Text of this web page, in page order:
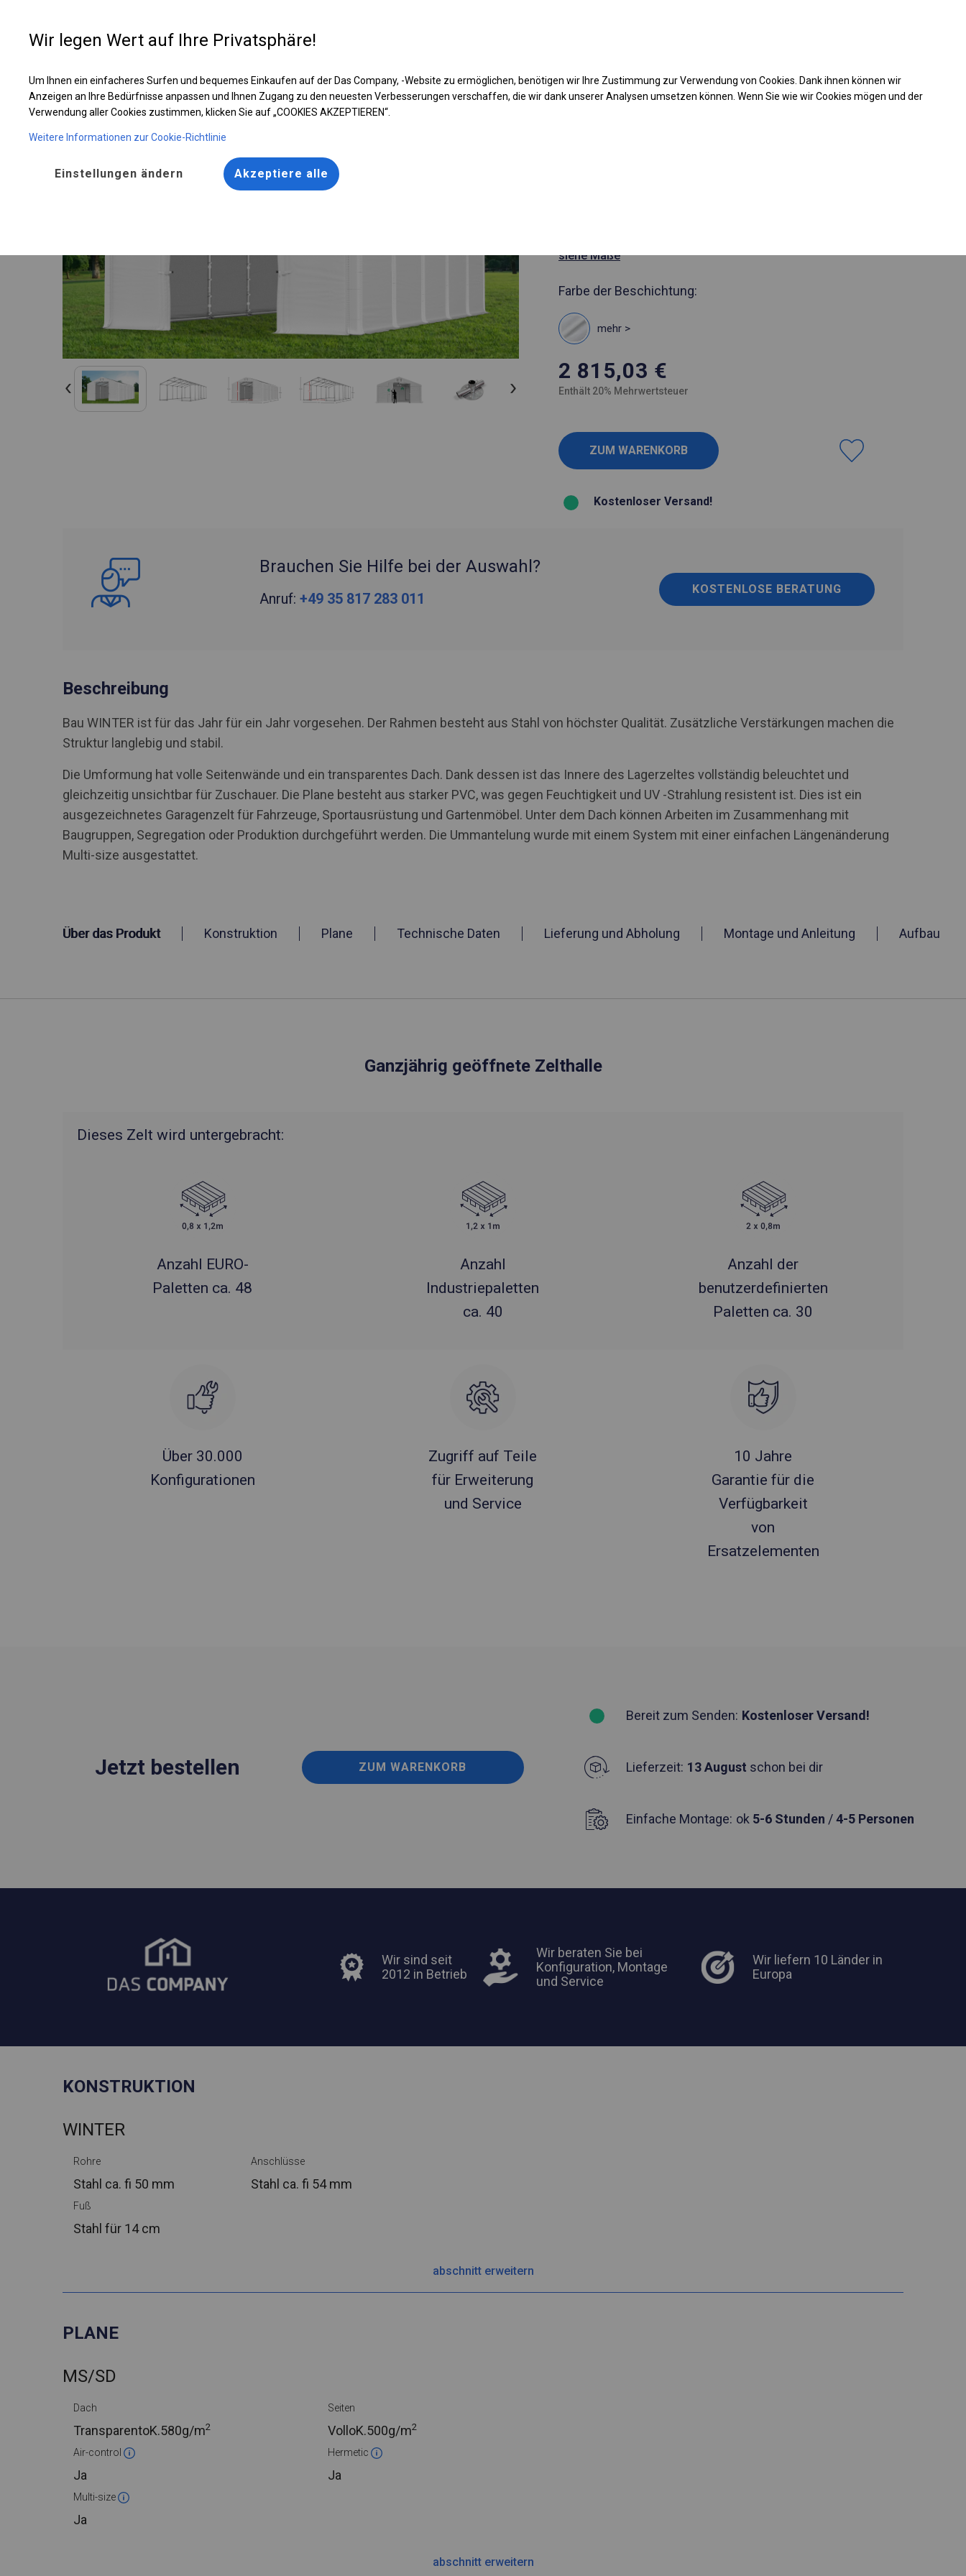
Entwerfen Sie Ihr Zelt
Ganzjährig geöffnete Zelthalle | 5x10 m Laden Sie das PDF -Angebot herunter
siehe Maße
Farbe der Beschichtung:
mehr >
2 815,03 €
Enthält 20% Mehrwertsteuer
Kostenloser Versand!
Brauchen Sie Hilfe bei der Auswahl?
Anruf: +49 35 817 283 011
KOSTENLOSE BERATUNG
Beschreibung
Bau WINTER ist für das Jahr für ein Jahr vorgesehen. Der Rahmen besteht aus Stahl von höchster Qualität. Zusätzliche Verstärkungen machen die
Struktur langlebig und stabil.
Die Umformung hat volle Seitenwände und ein transparentes Dach. Dank dessen ist das Innere des Lagerzeltes vollständig beleuchtet und
gleichzeitig unsichtbar für Zuschauer. Die Plane besteht aus starker PVC, was gegen Feuchtigkeit und UV -Strahlung resistent ist. Dies ist ein
ausgezeichnetes Garagenzelt für Fahrzeuge, Sportausrüstung und Gartenmöbel. Unter dem Dach können Arbeiten im Zusammenhang mit
Baugruppen, Segregation oder Produktion durchgeführt werden. Die Ummantelung wurde mit einem System mit einer einfachen Längenänderung
Multi-size ausgestattet.
Über das Produkt Konstruktion Plane Technische Daten Lieferung und Abholung Montage und Anleitung Aufbau
Ganzjährig geöffnete Zelthalle
Dieses Zelt wird untergebracht:
Anzahl EURO-
Paletten ca. 48
Anzahl
Industriepaletten
ca. 40
Anzahl der
benutzerdefinierten
Paletten ca. 30
Über 30.000
Konfigurationen
Zugriff auf Teile
für Erweiterung
und Service
10 Jahre
Garantie für die
Verfügbarkeit
von
Ersatzelementen
Jetzt bestellen ZUM WARENKORB
Bereit zum Senden: Kostenloser Versand!
Lieferzeit: 13 August schon bei dir
Einfache Montage: ok 5-6 Stunden /4-5 Personen
Wir sind seit
2012 in Betrieb
Wir beraten Sie bei
Konfiguration, Montage
und Service
Wir liefern 10 Länder in
Europa
KONSTRUKTION
WINTER
Rohre
Stahl ca. fi 50 mm
Anschlüsse
Stahl ca. fi 54 mm
Fuß
Stahl für 14 cm
abschnitt erweitern
PLANE
MS/SD
Dach
TransparentoK.580g/m2
Seiten
VolloK.500g/m2
Air-control
Ja
Hermetic
Ja
Multi-size
Ja
abschnitt erweitern
Wir legen Wert auf Ihre Privatsphäre!
Um Ihnen ein einfacheres Surfen und bequemes Einkaufen auf der Das Company, -Website zu ermöglichen, benötigen wir Ihre Zustimmung zur Verwendung von Cookies. Dank ihnen können wir
Anzeigen an Ihre Bedürfnisse anpassen und Ihnen Zugang zu den neuesten Verbesserungen verschaffen, die wir dank unserer Analysen umsetzen können. Wenn Sie wie wir Cookies mögen und der
Verwendung aller Cookies zustimmen, klicken Sie auf „COOKIES AKZEPTIEREN“.
Weitere Informationen zur Cookie-Richtlinie
Einstellungen ändern Akzeptiere alle